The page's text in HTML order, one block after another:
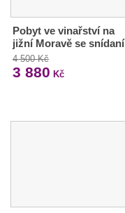
Pobyt ve vinařství na
jižní Moravě se snídaní
4 500 Kč
3 880 Kč